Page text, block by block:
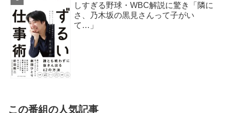
しすぎる野球・WBC解説に驚き「隣に
さ、乃木坂の黒見さんって子がい
て…」
この番組の人気記事